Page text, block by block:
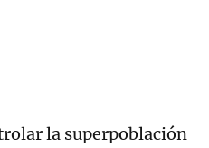
la superpoblación